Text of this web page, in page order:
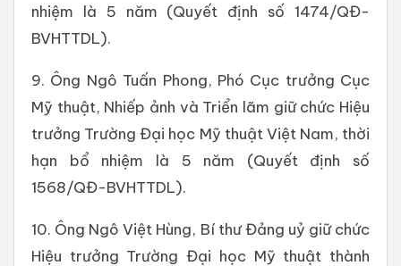
nhiệm là 5 năm (Quyết định số 1474/QĐ-
BVHTTDL).
9. Ông Ngô Tuấn Phong, Phó Cục trưởng Cục
Mỹ thuật, Nhiếp ảnh và Triển lãm giữ chức Hiệu
trưởng Trường Đại học Mỹ thuật Việt Nam, thời
hạn bổ nhiệm là 5 năm (Quyết định số
1568/QĐ-BVHTTDL).
10. Ông Ngô Việt Hùng, Bí thư Đảng uỷ giữ chức
Hiệu trưởng Trường Đại học Mỹ thuật thành